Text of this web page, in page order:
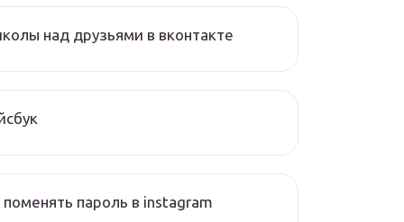
над друзьями в вконтакте
поменять пароль в instagram